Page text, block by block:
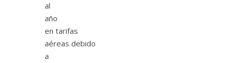
al
año
en tarifas
aéreas debido
a